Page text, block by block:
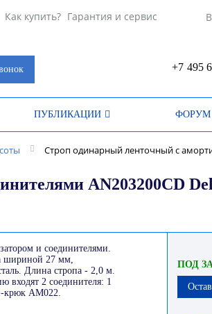
Как купить? Гарантия и сервис
+7 495
ПУБЛИКАЦИИ ФОРУМ
Строп одинарный ленточный с
AN203200CD
и соединителями.
шириной 27 мм,
Длина стропа - 2,0 м.
входят 2 соединителя: 1
крюк АМ022.
ПОД